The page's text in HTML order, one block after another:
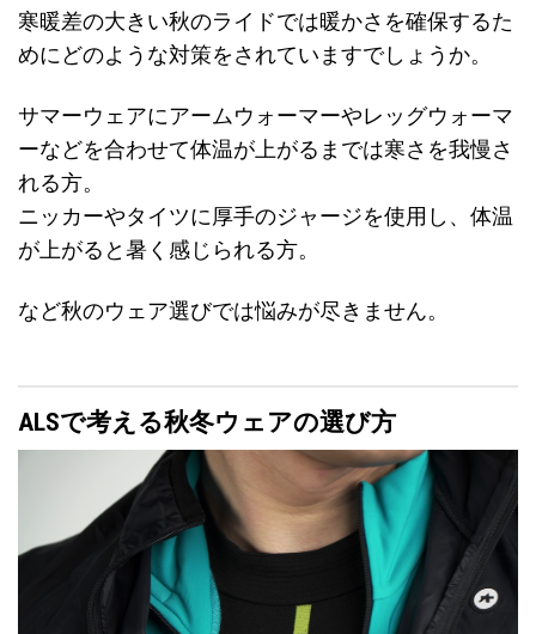
寒暖差の大きい秋のライドでは暖かさを確保するた
めにどのような対策をされていますでしょうか。
サマーウェアにアームウォーマーやレッグウォーマ
ーなどを合わせて体温が上がるまでは寒さを我慢さ
れる方。
ニッカーやタイツに厚手のジャージを使用し、体温
が上がると暑く感じられる方。
など秋のウェア選びでは悩みが尽きません。
ALSで考える秋冬ウェアの選び方